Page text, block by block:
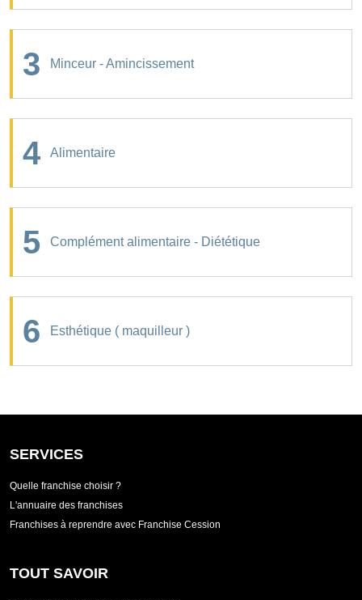
3 Minceur - Amincissement
4 Alimentaire
5 Complément alimentaire - Diététique
6 Esthétique ( maquilleur )
SERVICES
Quelle franchise choisir ?
L'annuaire des franchises
Franchises à reprendre avec Franchise Cession
TOUT SAVOIR